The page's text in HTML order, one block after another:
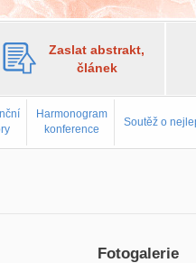
Zaslat abstrakt,
článek
Harmonogram
konference
Soutěž o
Fotogalerie